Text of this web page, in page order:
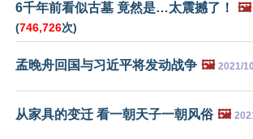
6千年前看似古墓 竟然是…太震撼了！ 🖼️
(746,726次)
孟晚舟回国与习近平将发动战争 🖼️ 2021/
从家具的变迁 看一朝天子一朝风俗 🖼️